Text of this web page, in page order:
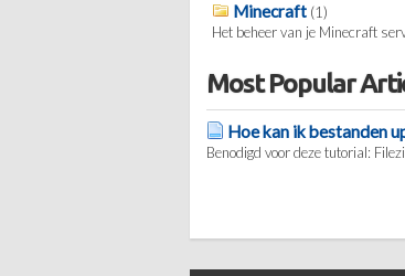
Minecraft (1)
Het beheer van je Minecraft
Most Popular
Hoe kan ik bestanden
Benodigd voor deze tutorial: